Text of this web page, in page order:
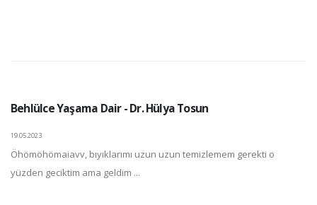
Behlülce Yaşama Dair - Dr. Hülya Tosun
19.05.2023
Öhömöhömaiavv, bıyıklarımı uzun uzun temizlemem gerekti o
yüzden geciktim ama geldim ...